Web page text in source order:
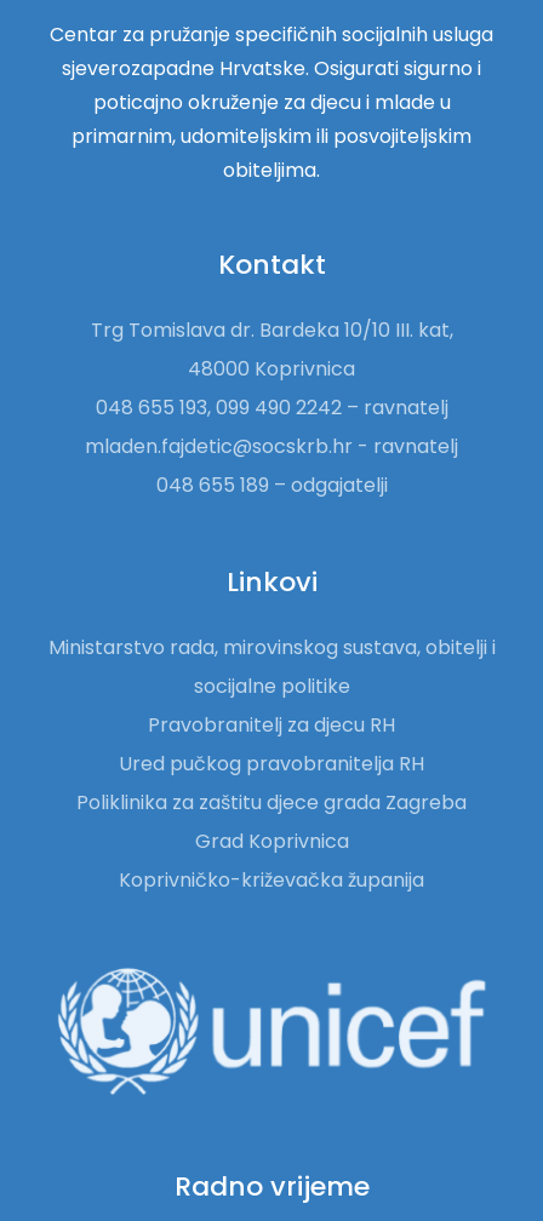
Centar za pružanje specifičnih socijalnih usluga
sjeverozapadne Hrvatske. Osigurati sigurno i
poticajno okruženje za djecu i mlade u
primarnim, udomiteljskim ili posvojiteljskim
obiteljima.
Kontakt
Trg Tomislava dr. Bardeka 10/10 III. kat,
48000 Koprivnica
048 655 193, 099 490 2242 – ravnatelj
mladen.fajdetic@socskrb.hr - ravnatelj
048 655 189 – odgajatelji
Linkovi
Ministarstvo rada, mirovinskog sustava, obitelji i
socijalne politike
Pravobranitelj za djecu RH
Ured pučkog pravobranitelja RH
Poliklinika za zaštitu djece grada Zagreba
Grad Koprivnica
Koprivničko-križevačka županija
Radno vrijeme